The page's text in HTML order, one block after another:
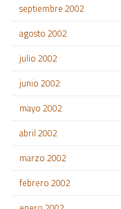
septiembre 2002
agosto 2002
julio 2002
junio 2002
mayo 2002
abril 2002
marzo 2002
febrero 2002